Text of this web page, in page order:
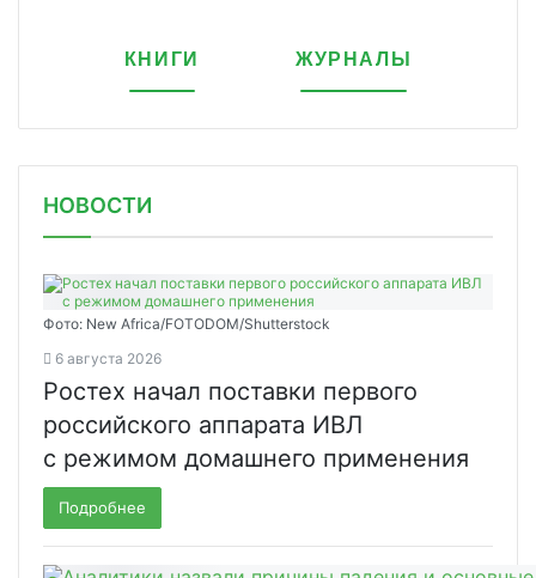
КНИГИ ЖУРНАЛЫ
НОВОСТИ
Фото: New Africa/FOTODOM/Shutterstock
6 августа 2026
Ростех начал поставки первого
российского аппарата ИВЛ
с режимом домашнего применения
Подробнее